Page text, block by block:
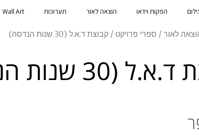
הפקות וידאו הוצאה לאור תערוכות Wall Art
לאור / ספרי פרויקט / קבוצת ד.א.ל (30 שנות הנדסה)
(30 שנות הנדסה)